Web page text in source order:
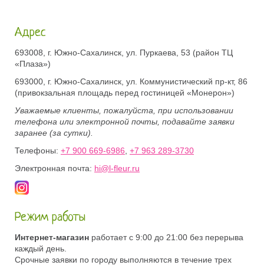
Адрес
693008, г. Южно-Сахалинск, ул. Пуркаева, 53 (район ТЦ
«Плаза»)
693000, г. Южно-Сахалинск, ул. Коммунистический пр-кт, 86
(привокзальная площадь перед гостиницей «Монерон»)
Уважаемые клиенты, пожалуйста, при использовании
телефона или электронной почты, подавайте заявки
заранее (за сутки).
Телефоны: +7 900 669-6986 +7 963 289-3730
Электронная почта: hi@l-fleur.ru
Режим работы
Интернет-магазин работает с 9:00 до 21:00 без перерыва
каждый день.
Срочные заявки по городу выполняются в течение трех